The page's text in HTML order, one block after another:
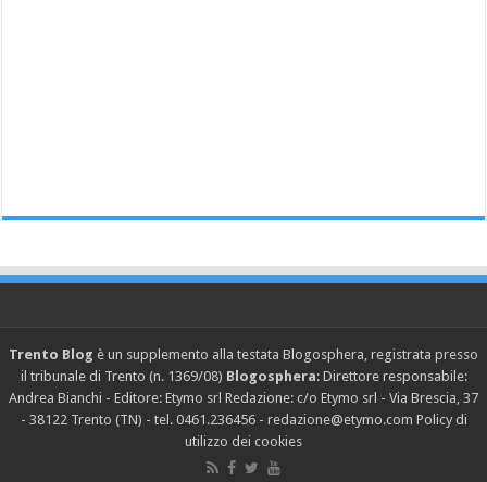
Trento Blog è un supplemento alla testata Blogosphera, registrata presso
il tribunale di Trento (n. 1369/08) Blogosphera: Direttore responsabile:
Andrea Bianchi - Editore: Etymo srl Redazione: c/o Etymo srl - Via Brescia, 37
- 38122 Trento (TN) - tel. 0461.236456 - redazione@etymo.com Policy di
utilizzo dei cookies